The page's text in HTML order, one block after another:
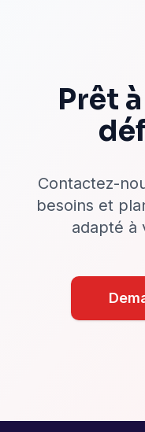
Prêt
Contactez-
besoins et
adapté à